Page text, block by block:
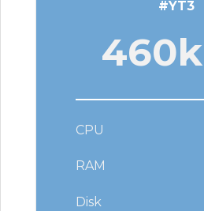
#YT3
460k
CPU
RAM
Disk